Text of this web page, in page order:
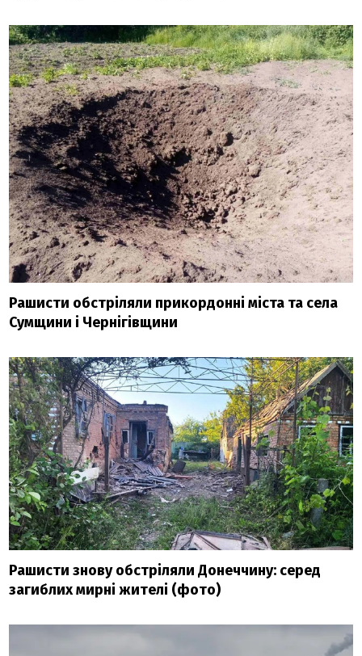
Рашисти обстріляли прикордонні міста та села
Сумщини і Чернігівщини
Рашисти знову обстріляли Донеччину: серед
загиблих мирні жителі (фото)